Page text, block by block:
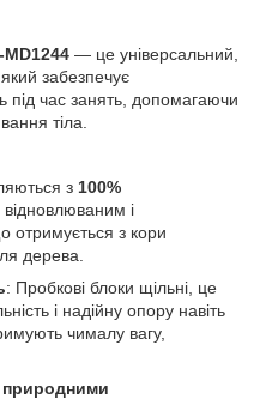
MD1244 — це універсальний,
забезпечує
під час занять, допомагаючи
тіла.
з 100%
відновлюваним і
отримується з кори
дерева.
: Пробкові блоки щільні, це
і надійну опору навіть
чималу вагу,
природними